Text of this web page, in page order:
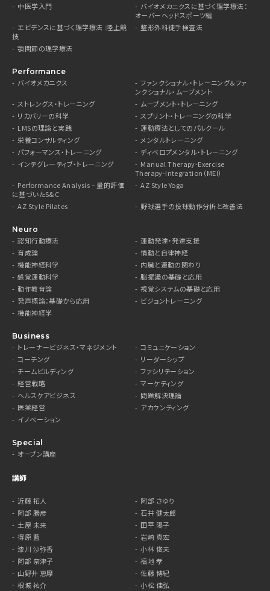
中医学入門
バイオメカニクスに基づく理学療法：
オーバーヘッドスポーツ編
エビデンスに基づく理学療法 :陸上競
技
整形外科徒手検査法
顎関節の理学療法
Performance
バイオメカニクス
ファンクショナル・トレーニング＆ファ
ンクショナル・ムーブメント
ストレングス・トレーニング
ムーブメント・トレーニング
リカバリーの科学
スプリント・トレーニングの科学
LMSの理論と実践
運動療法としてのパルクール
栄養コンサルティング
メンタルトレーニング
パフォーマンス・トレーニング
ディベロプメンタル・トレーニング
インテグレーティブ・トレーニング
Manual Therapy-Exercise
Therapy-Integration（MEI）
Performance Analysis – 量的評価
に基づいたS&C
AZ Style Yoga
AZ Style Pilates 野球選手の投球動作分析と改善法
Neuro
認知行動療法
運動発達・発達支援
育成論
情動と自律神経
機能神経科学
内臓と運動の関わり
感覚運動科学
脳振盪の基礎と応用
動作教育論
視覚システムの基礎と応用
発声概論：基礎から応用
ビジョントレーニング
機能神経学
Business
トレーナービジネス・マネジメント
コミュニケーション
コーチング
リーダーシップ
チームビルディング
ファシリテーション
経営戦略
マーケティング
ヘルスケアビジネス
問題解決理論
医薬経営
アカウンティング
イノベーション
Special
オープン講座
講師
近藤 拓人
阿部 さゆり
阿部 勝彦
石井 健太郎
土屋 未来
田平 陽子
得原 藍
岩崎 真宏
漆川 沙弥香
小林 俊夫
阿部 奈津子
福地 孝
山野井 恵摩
佐藤 博紀
根城 祐介
小松 佳弘